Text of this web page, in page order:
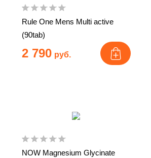
Rule One Mens Multi active
(90tab)
2 790 руб.
NOW Magnesium Glycinate